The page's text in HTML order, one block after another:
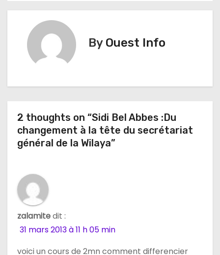
v
o
n
d
e
By Ouest Info
2 thoughts on “Sidi Bel Abbes :Du
changement à la tête du secrétariat
général de la Wilaya”
zalamitedit :
31 mars 2013 à 11 h 05 min
voici un cours de 2mn comment differencier